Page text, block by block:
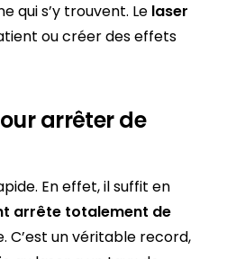
qui s’y trouvent. Le laser
ou créer des effets
arrêter de
En effet, il suffit en
arrête totalement de
C’est un véritable record,